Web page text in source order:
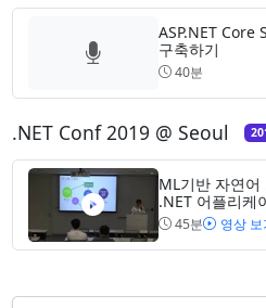
ASP.NET Core
구축하기
40분
.NET Conf 2019 @ Seoul
ML기반 자연어
.NET 어플리케
45분 영상 보